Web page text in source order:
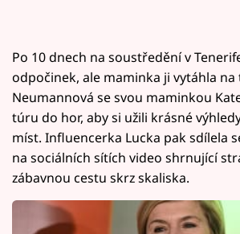
Po 10 dnech na soustředění v
odpočinek, ale maminka ji vytáhla na
Neumannová se svou maminkou
túru do hor, aby si užili krásné
míst. Influencerka Lucka pak sdílela
na sociálních sítích video shrnující
zábavnou cestu skrz skaliska.